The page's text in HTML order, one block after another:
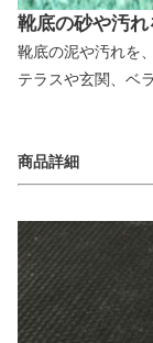
靴底の砂や汚
靴底の泥や汚れを
テラスや玄関、ベ
商品詳細